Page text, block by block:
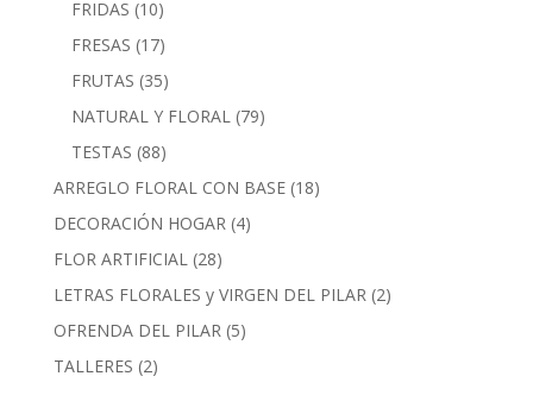
FRIDAS 1010
productos
FRESAS 1717
productos
FRUTAS 3535
productos
NATURAL Y FLORAL 7979
TESTAS 8888
productos
ARREGLO FLORAL CON BASE 1818
DECORACIÓN HOGAR 44
FLOR ARTIFICIAL 2828
productos
LETRAS FLORALES y VIRGEN DEL PILAR 22
OFRENDA DEL PILAR 55
TALLERES 22